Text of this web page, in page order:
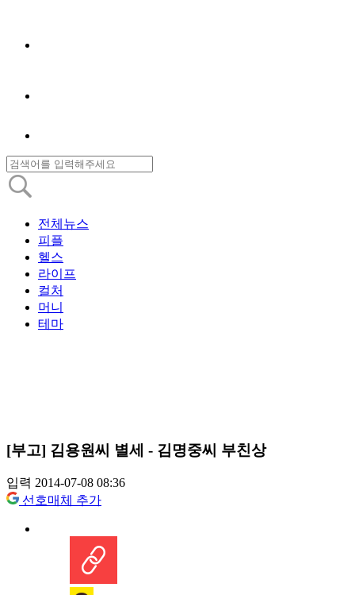
전체뉴스
피플
헬스
라이프
컬처
머니
테마
[부고] 김용원씨 별세 - 김명중씨 부친상
입력 2014-07-08 08:36
선호매체 추가